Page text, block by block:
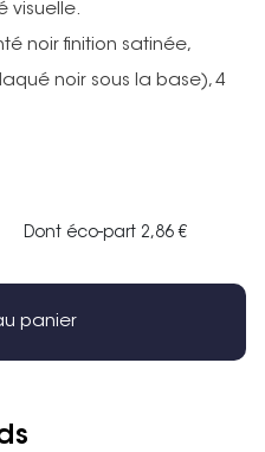
visuelle.
noir finition satinée,
noir sous la base), 4
Dont éco-part 2,86 €
panier